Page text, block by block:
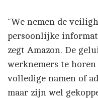
“We nemen de
persoonlijke
zegt Amazon. De
werknemers te
volledige namen of
maar zijn wel